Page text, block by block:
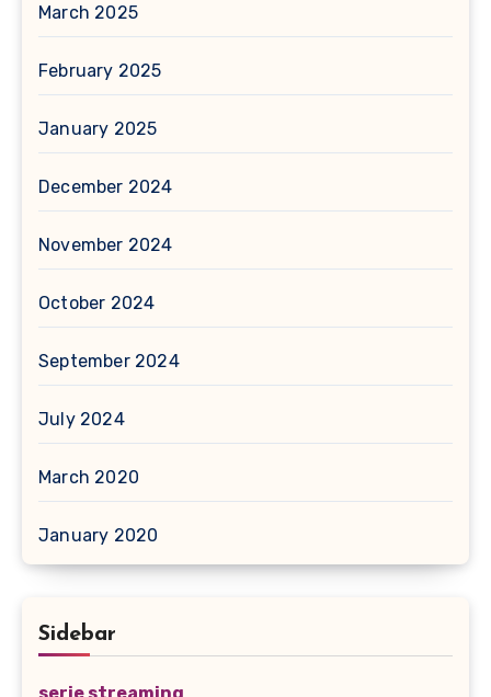
March 2025
February 2025
January 2025
December 2024
November 2024
October 2024
September 2024
July 2024
March 2020
January 2020
Sidebar